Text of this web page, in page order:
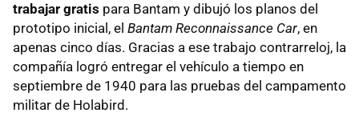
trabajar gratis para Bantam y dibujó los planos del
prototipo inicial, el Bantam Reconnaissance Car, en
apenas cinco días. Gracias a ese trabajo contrarreloj, la
compañía logró entregar el vehículo a tiempo en
septiembre de 1940 para las pruebas del campamento
militar de Holabird.